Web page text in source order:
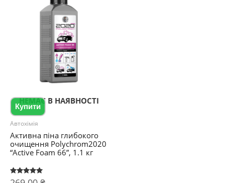
НЕМАЄ В НАЯВНОСТІ
Купити
Автохімія
Активна піна глибокого
очищення Polychrom2020
“Active Foam 66”, 1.1 кг
Оцінено в